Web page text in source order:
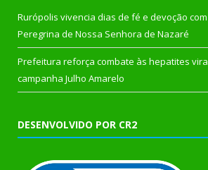
Rurópolis vivencia dias de fé e devoção
Peregrina de Nossa Senhora de Nazaré
Prefeitura reforça combate às hepatites
campanha Julho Amarelo
DESENVOLVIDO POR CR2